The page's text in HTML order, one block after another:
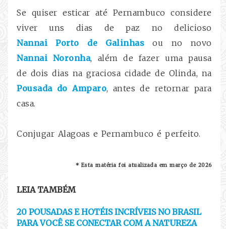
Se quiser esticar até Pernambuco considere
viver uns dias de paz no delicioso
Nannai
Porto de Galinhasou no novo
Nannai Noronha, além de fazer uma pausa
de dois dias na graciosa cidade de Olinda, na
Pousada do Amparo, antes de retornar para
casa.
Conjugar Alagoas e Pernambuco é perfeito.
* Esta matéria foi atualizada em março de 2026
LEIA TAMBÉM
20 POUSADAS E HOTÉIS INCRÍVEIS NO BRASIL
PARA VOCÊ SE CONECTAR COM A NATUREZA